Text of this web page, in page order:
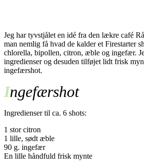
Jeg har tyvstjålet en idé fra den lækre café
man nemlig få hvad de kalder et Firestarter
chlorella, bipollen, citron, æble og ingefær.
ingredienser og desuden tilføjet lidt frisk
ingefærshot.
Ingefærshot
Ingredienser til ca. 6 shots:
1 stor citron
1 lille, sødt æble
90 g. ingefær
En lille håndfuld frisk mynte